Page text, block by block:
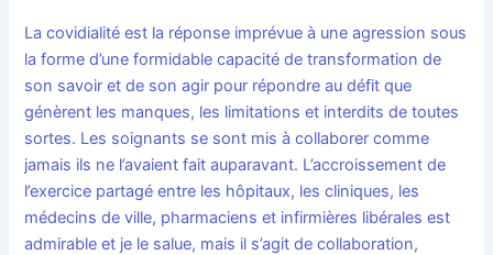
La covidialité est la réponse imprévue à une agression sous
la forme d’une formidable capacité de transformation de
son savoir et de son agir pour répondre au défit que
génèrent les manques, les limitations et interdits de toutes
sortes. Les soignants se sont mis à collaborer comme
jamais ils ne l’avaient fait auparavant. L’accroissement de
l’exercice partagé entre les hôpitaux, les cliniques, les
médecins de ville, pharmaciens et infirmières libérales est
admirable et je le salue, mais il s’agit de collaboration,